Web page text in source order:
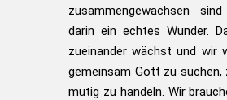
zusammengewachsen
darin ein echtes Wunder.
zueinander wächst und wir
gemeinsam Gott zu suchen,
mutig zu handeln. Wir